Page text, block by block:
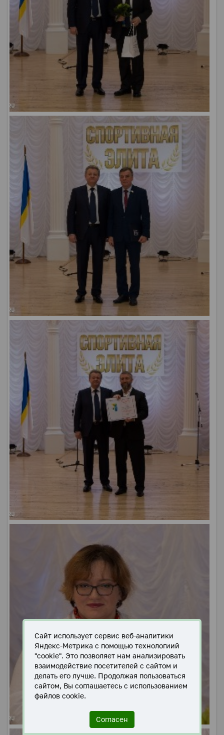
Сайт использует сервис веб-аналитики
Яндекс-Метрика с помощью технологиий
"cookie". Это позволяет нам анализировать
взаимодействие посетителей с сайтом и
делать его лучше. Продолжая пользоваться
сайтом, Вы соглашаетесь с использованием
файлов cookie.
Согласен